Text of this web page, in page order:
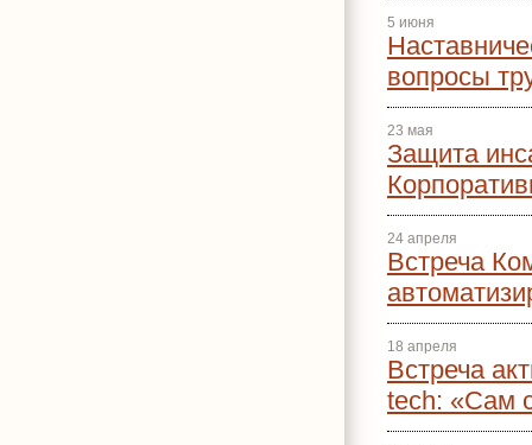
5 июня
вопросы
23 мая
Защита
24 апреля
Встреча
18 апреля
Встреча
tech: «Сам